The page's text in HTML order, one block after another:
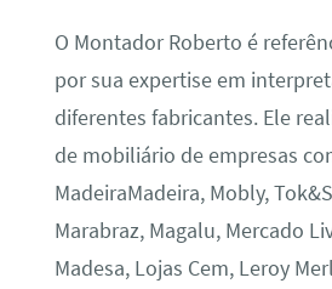
O Montador Roberto é
por sua expertise em
diferentes fabricantes. Ele
de mobiliário de empresas
MadeiraMadeira, Mobly,
Marabraz, Magalu, Mercado
Madesa, Lojas Cem, Leroy